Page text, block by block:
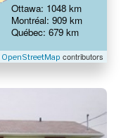
OpenStreetMap contributors
Ottawa: 1048 km
Montréal: 909 km
Québec: 679 km